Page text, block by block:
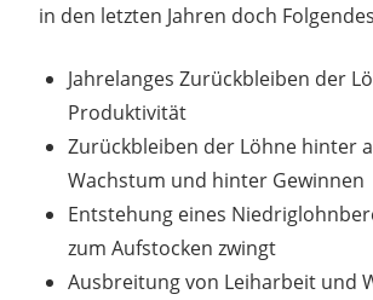
in den letzten Jahren doch
Jahrelanges Zurückbleiben der
Produktivität
Zurückbleiben der Löhne hinter
Wachstum und hinter Gewinnen
Entstehung eines
zum Aufstocken zwingt
Ausbreitung von Leiharbeit und